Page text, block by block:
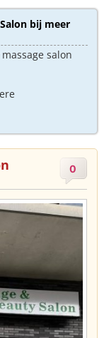
bij meer
salon
0